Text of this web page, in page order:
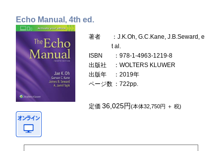
Echo Manual, 4th ed.
著者
：J.K.Oh, G.C.Kane, J.B.Seward, e
t al.
ISBN
：978-1-4963-1219-8
出版社
：WOLTERS KLUWER
出版年
：2019年
ページ数 ：722pp.
定価36,025円(本体32,750円 ＋ 税)